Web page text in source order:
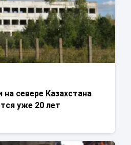
севере Казахстана
уже 20 лет